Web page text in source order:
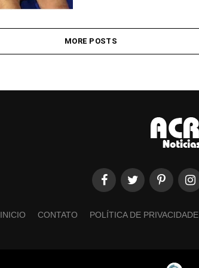
MORE POSTS
INICIO CONTATO POLÍTICA DE PRIVACIDADE